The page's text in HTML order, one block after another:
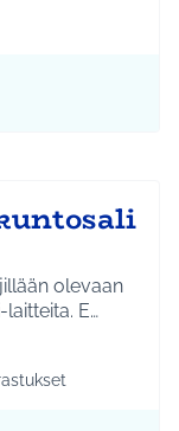
kylät
mukaan:
olevaan
E…
kylät
mukaan: